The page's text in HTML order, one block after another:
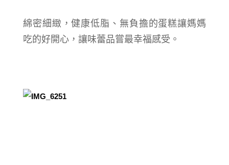
綿密細緻，健康低脂、無負擔的蛋糕讓媽媽
吃的好開心，讓味蕾品嘗最幸福感受。